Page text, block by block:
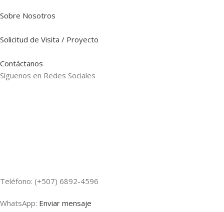
Sobre Nosotros
Solicitud de Visita / Proyecto
Contáctanos
Síguenos en Redes Sociales
Teléfono: (+507) 6892-4596
WhatsApp: Enviar mensaje